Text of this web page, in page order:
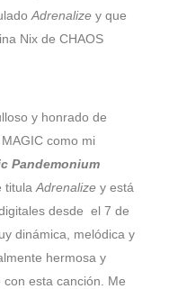
Adrenalize y que
Nix de CHAOS
y honrado de
como mi
Pandemonium
titula Adrenalize y está
desde el 7 de
dinámica, melódica y
hermosa y
esta canción. Me